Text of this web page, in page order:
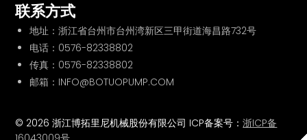
联系方式
地址：浙江省台州市台州湾新区三甲街道海昌路732号
电话： 0576-82338802
传真：0576-82338802
邮箱：INFO@BOTUOPUMP.COM
© 2026 浙江博拓里尼机械股份有限公司 ICP备案号：浙ICP备